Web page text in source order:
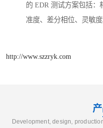
的 EDR 测试方案包括
准度、差分相位、灵敏度
http://www.szzryk.com
Development, design,